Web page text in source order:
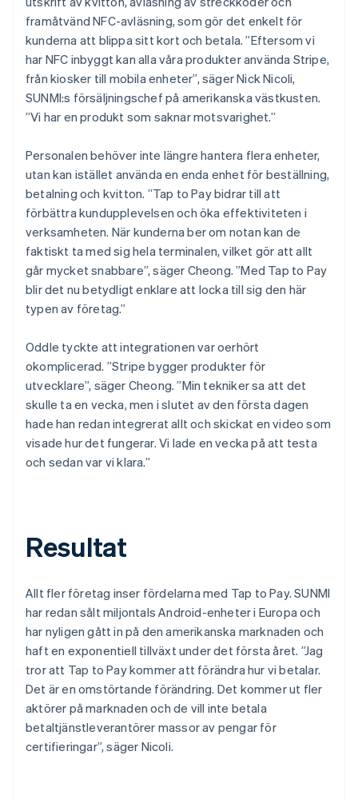
framåtvänd NFC-avläsning, som gör det enkelt för
kunderna att blippa sitt kort och betala. ”Eftersom vi
har NFC inbyggt kan alla våra produkter använda Stripe,
från kiosker till mobila enheter”, säger Nick Nicoli,
SUNMI:s försäljningschef på amerikanska västkusten.
”Vi har en produkt som saknar motsvarighet.”
Personalen behöver inte längre hantera flera enheter,
utan kan istället använda en enda enhet för beställning,
betalning och kvitton. ”Tap to Pay bidrar till att
förbättra kundupplevelsen och öka effektiviteten i
verksamheten. När kunderna ber om notan kan de
faktiskt ta med sig hela terminalen, vilket gör att allt
går mycket snabbare”, säger Cheong. ”Med Tap to Pay
blir det nu betydligt enklare att locka till sig den här
typen av företag.”
Oddle tyckte att integrationen var oerhört
okomplicerad. ”Stripe bygger produkter för
utvecklare”, säger Cheong. ”Min tekniker sa att det
skulle ta en vecka, men i slutet av den första dagen
hade han redan integrerat allt och skickat en video som
visade hur det fungerar. Vi lade en vecka på att testa
och sedan var vi klara.”
Resultat
Allt fler företag inser fördelarna med Tap to Pay. SUNMI
har redan sålt miljontals Android-enheter i Europa och
har nyligen gått in på den amerikanska marknaden och
haft en exponentiell tillväxt under det första året. ”Jag
tror att Tap to Pay kommer att förändra hur vi betalar.
Det är en omstörtande förändring. Det kommer ut fler
aktörer på marknaden och de vill inte betala
betaltjänstleverantörer massor av pengar för
certifieringar”, säger Nicoli.